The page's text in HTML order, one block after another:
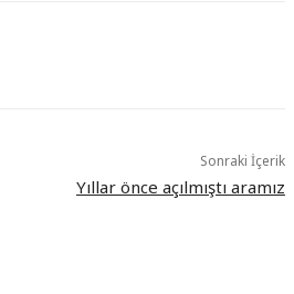
Sonraki İçerik
Yıllar önce açılmıştı aramız